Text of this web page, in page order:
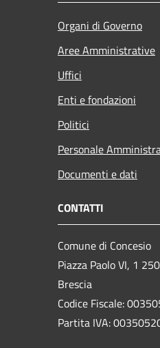
Organi di Governo
Aree Amministrative
Uffici
Enti e fondazioni
Politici
Personale
Documenti e dati
CONTATTI
Comune di Concesio
Piazza Paolo VI, 1
Brescia
Codice Fiscale:
Partita IVA: